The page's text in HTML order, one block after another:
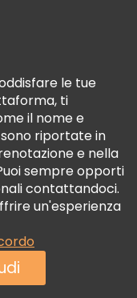
le tue
ti
il nome e
riportate in
e nella
sempre opporti
contattandoci.
un'esperienza